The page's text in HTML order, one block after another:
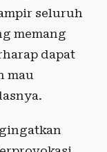
seluruh
memang
dapat
mau